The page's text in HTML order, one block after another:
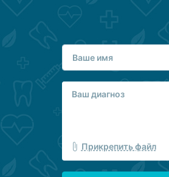
Прикрепить файл